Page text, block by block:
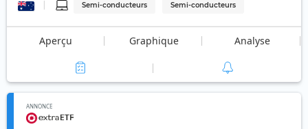
Semi-conducteurs Semi-conducteurs
Aperçu Graphique Analyse
ANNONCE